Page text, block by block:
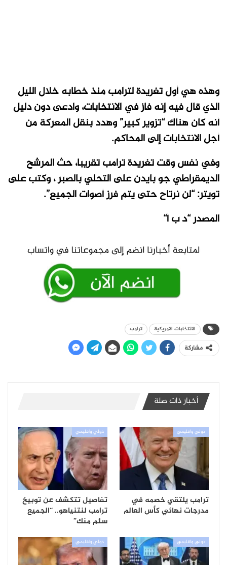
وهذه هي أول تغريدة لترامب منذ خطابه خلال الليل
الذي قال فيه إنه فاز في الانتخابات، وادعى دون دليل
أنه كان هناك “تزوير كبير” وهدد بنقل المعركة من
أجل الانتخابات إلى المحاكم.
وفي نفس وقت تغريدة ترامب تقريبا، حث المرشح
الديمقراطي جو بايدن على التحلي بالصبر ، وكتب على
تويتر: “لن نرتاح حتى يتم فرز أصوات الجميع”.
المصدر “د ب أ“
الانتخابات الامريكية ترامب
مشاركة
أخبار ذات صلة
دولي واقليمي
ترامب يلتقي خصمه في
مدرجات نهائي كأس العالم
دولي واقليمي
تفاصيل تتكشف عن توبيخ
ترامب لنتنياهو.. “الجميع
سئم منك”
دولي واقليمي دولي واقليمي